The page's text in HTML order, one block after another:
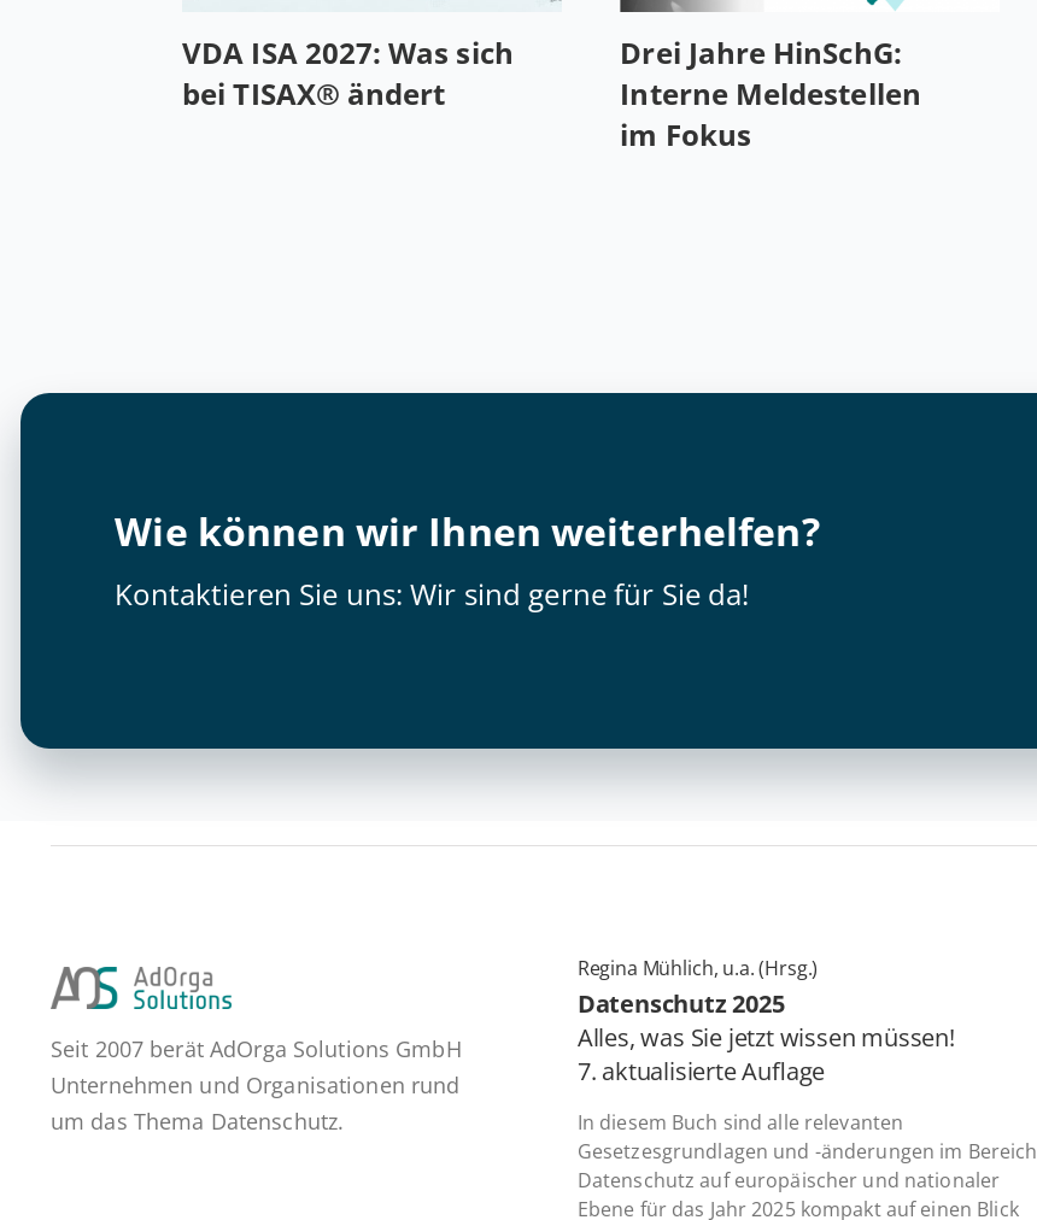
VDA ISA 2027: Was sich
bei TISAX® ändert
Drei Jahre HinSchG:
Interne Mel­de­stel­len
im Fokus
Wie können wir Ihnen weiterhelfen?
Kontaktieren Sie uns: Wir sind gerne für Sie da!
Seit 2007 berät AdOrga Solutions GmbH
Unternehmen und Organisationen rund
um das Thema Datenschutz.
Regina Mühlich, u.a. (Hrsg.)
Daten­schutz 2025
Alles, was Sie jetzt wissen müssen!
7. ak­tua­li­sier­te Auflage
In diesem Buch sind alle relevanten
Gesetzesgrundlagen und -änderungen im Bereich
Datenschutz auf europäischer und nationaler
Ebene für das Jahr 2025 kompakt auf einen Blick